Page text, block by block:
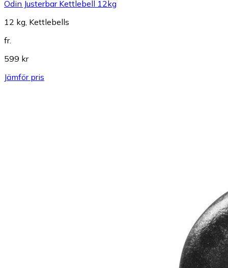
Odin Justerbar Kettlebell 12kg
12 kg, Kettlebells
fr.
599 kr
Jämför pris